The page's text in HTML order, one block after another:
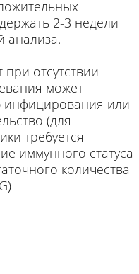
2-3 недели
анализа.
отсутствии
может
инфицирования или
(для
требуется
иммунного статуса
количества